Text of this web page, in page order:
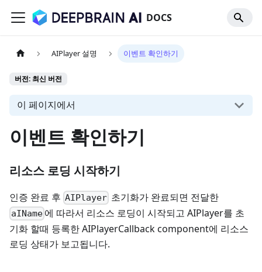
DOCS
AIPlayer 설명 이벤트 확인하기
버전: 최신 버전
이 페이지에서
이벤트 확인하기
리소스 로딩 시작하기
인증 완료 후 AIPlayer 초기화가 완료되면 전달한
aIName 에 따라서 리소스 로딩이 시작되고 AIPlayer를 초
기화 할때 등록한 AIPlayerCallback component에 리소스
로딩 상태가 보고됩니다.